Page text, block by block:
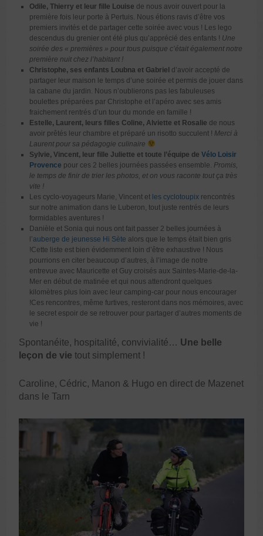
Odile, Thierry et leur fille Louise de nous avoir ouvert pour la
première fois leur porte à Pertuis. Nous étions ravis d’être vos
premiers invités et de partager cette soirée avec vous ! Les lego
descendus du grenier ont été plus qu’apprécié des enfants ! Une
soirée des « premières » pour tous puisque c’était également notre
première nuit chez l’habitant !
Christophe, ses enfants Loubna et Gabriel d’avoir accepté de
partager leur maison le temps d’une soirée et permis de jouer dans
la cabane du jardin. Nous n’oublierons pas les fabuleuses
boulettes préparées par Christophe et l’apéro avec ses amis
fraichement rentrés d’un tour du monde en famille !
Estelle, Laurent, leurs filles Coline, Alviette et Rosalie de nous
avoir prêtés leur chambre et préparé un risotto succulent ! Merci à
Laurent pour sa pédagogie culinaire
Sylvie, Vincent, leur fille Juliette et toute l’équipe deVélo Loisir
Provence pour ces 2 belles journées passées ensemble. Promis,
le temps de finir de trier les photos, et on vous raconte tout ça très
vite !
Les cyclo-voyageurs Marie, Vincent et les cyclotoupix rencontrés
sur notre animation dans le Luberon, tout juste rentrés de leurs
formidables aventures !
Danièle et Sonia qui nous ont fait passer 2 belles journées à
l’auberge de jeunesse Hi Sète alors que le temps était bien gris
!Cette liste est bien évidemment loin d’être exhaustive ! Nous
pourrions en citer beaucoup d’autres, à l’image de notre
entrevue avec Mauricette et Guy croisés aux Saintes-Marie-de-la-
Mer en début de matinée et qui nous attendront quelques
kilomètres plus loin avec leur camping-car pour nous encourager
!Ces rencontres, même furtives, resteront dans nos mémoires, avec
le secret espoir de se retrouver pour partager d’autres moments de
vie !
Spontanéite, hospitalité, convivialité… Une belle
leçon de vie tout simplement !
Caroline, Cédric, Manon & Hugo en direct de Mazenet
dans le Tarn